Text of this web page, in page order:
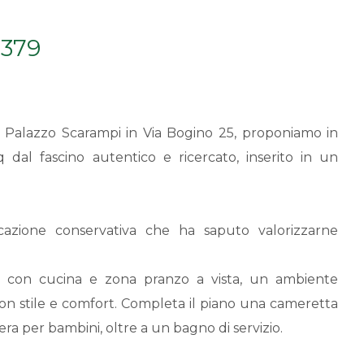
Scarampi in Via Bogino 25, proponiamo in
dal fascino autentico e ricercato, inserito in un
conservativa che ha saputo valorizzarne
cucina e zona pranzo a vista, un ambiente
stile e comfort. Completa il piano una cameretta
per bambini, oltre a un bagno di servizio.